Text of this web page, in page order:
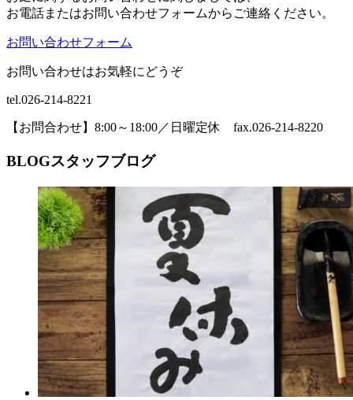
お電話またはお問い合わせフォームからご連絡ください。
お問い合わせフォーム
お問い合わせはお気軽にどうぞ
tel.026-214-8221
【お問合わせ】8:00～18:00／日曜定休 fax.026-214-8220
BLOGスタッフブログ